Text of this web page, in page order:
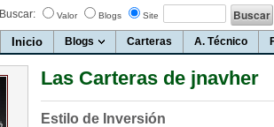
Buscar: Valor Blogs Site
Inicio Blogs Carteras A. Técnico
Las Carteras de jnavher
Estilo de Inversión